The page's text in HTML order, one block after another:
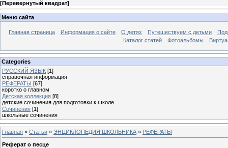
[Перевернутый квадрат]
Меню сайта
Главная страница Информация о сайте О детях Путешествуем с детьми
Каталог статей
Фотоальбомы
Categories
РУССКИЙ ЯЗЫК [1]
справочная информация
РЕФЕРАТЫ [67]
коротко о главном
Детская коллекция [8]
детские сочинения для подготовки к школе
Сочинения [1]
школьные сочинения
Главная » Статьи » ЭНЦИКЛОПЕДИЯ ШКОЛЬНИКА » РЕФЕРАТЫ
Реферат о песце